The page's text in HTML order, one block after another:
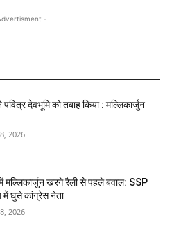
-
पवित्र देवभूमि को तबाह किया : मल्लिकार्जुन
2026
में मल्लिकार्जुन खरगे रैली से पहले बवाल: SSP
में घुसे कांग्रेस नेता
2026